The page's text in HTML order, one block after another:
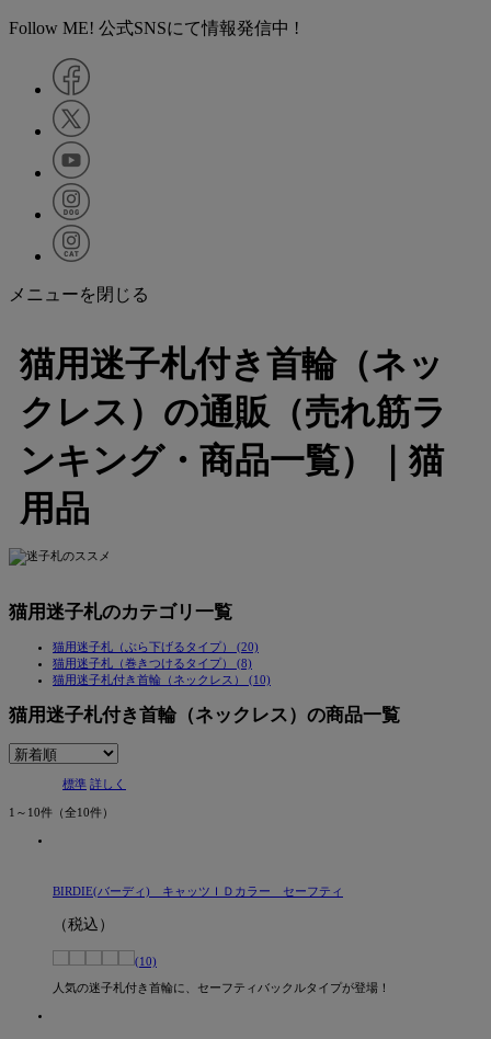
Follow ME! 公式SNSにて情報発信中 !
メニューを閉じる
猫用迷子札付き首輪（ネッ
クレス）の通販（売れ筋ラ
ンキング・商品一覧）｜猫
用品
猫用迷子札のカテゴリ一覧
猫用迷子札（ぶら下げるタイプ） (20)
猫用迷子札（巻きつけるタイプ） (8)
猫用迷子札付き首輪（ネックレス） (10)
猫用迷子札付き首輪（ネックレス）の商品一覧
標準 詳しく
1～10件 （全10件）
BIRDIE(バーディ) キャッツＩＤカラー セーフティ
（税込）
(10)
人気の迷子札付き首輪に、セーフティバックルタイプが登場！